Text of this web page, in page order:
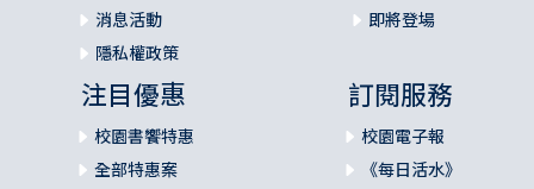
消息活動
隱私權政策
即將登場
注目優惠
校園書饗特惠
全部特惠案
訂閱服務
校園電子報
《每日活水》